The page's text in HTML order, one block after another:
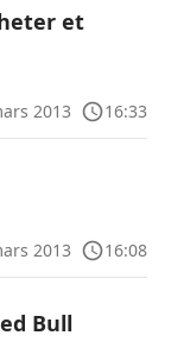
et
2013
16:33
2013
16:08
Bull